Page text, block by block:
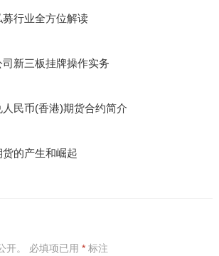
募行业全方位解读
司新三板挂牌操作实务
人民币(香港)期货合约简介
货的产生和崛起
。 必填项已用 *标注